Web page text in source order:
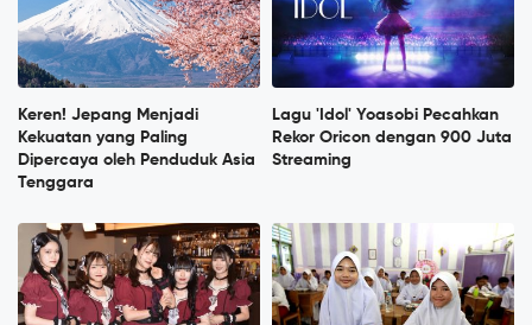
Keren! Jepang Menjadi
Kekuatan yang Paling
Dipercaya oleh Penduduk Asia
Tenggara
Lagu 'Idol' Yoasobi Pecahkan
Rekor Oricon dengan 900 Juta
Streaming